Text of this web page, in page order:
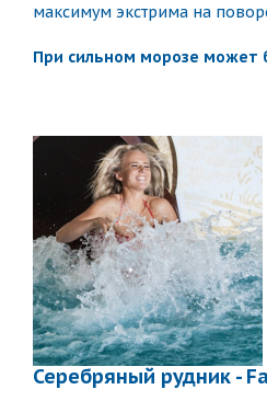
максимум экстрима на
При сильном морозе может
Серебряный рудник -